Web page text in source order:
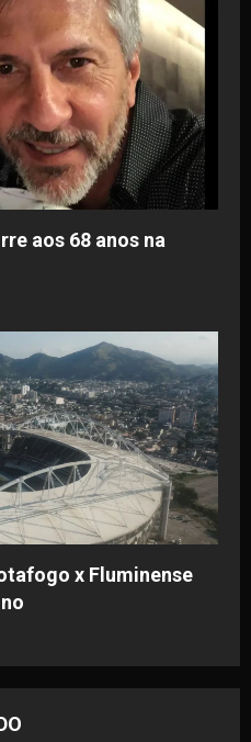
aos 68 anos na
x Fluminense